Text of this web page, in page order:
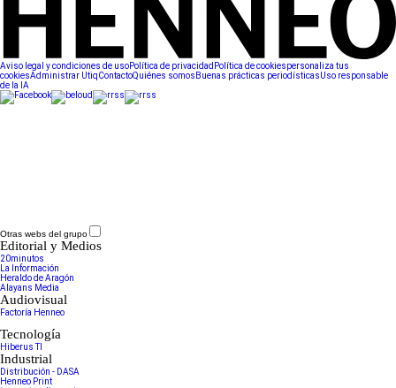
Aviso legal y condiciones de usoPolítica de privacidad Política de cookiespersonaliza tus
cookiesAdministrar UtiqContactoQuiénes somos Buenas prácticas periodísticasUso responsable
de la IA
Otras webs del grupo
Editorial y Medios
20minutos
La Información
Heraldo de Aragón
Alayans Media
Audiovisual
Factoría Henneo
Tecnología
Hiberus TI
Industrial
Distribución - DASA
Henneo Print